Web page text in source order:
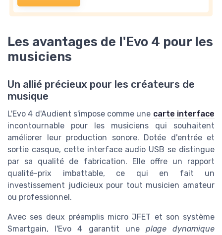
Les avantages de l'Evo 4 pour les
musiciens
Un allié précieux pour les créateurs de
musique
L'Evo 4 d'Audient s'impose comme une carte interface
incontournable pour les musiciens qui souhaitent
améliorer leur production sonore. Dotée d'entrée et
sortie casque, cette interface audio USB se distingue
par sa qualité de fabrication. Elle offre un rapport
qualité-prix imbattable, ce qui en fait un
investissement judicieux pour tout musicien amateur
ou professionnel.
Avec ses deux préamplis micro JFET et son système
Smartgain, l'Evo 4 garantit une plage dynamique